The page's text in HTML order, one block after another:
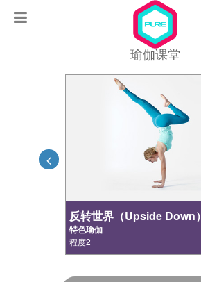
瑜伽课堂
反转世界（Upside Down）
特色瑜伽
程度2